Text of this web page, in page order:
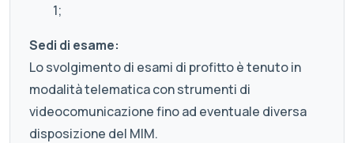
1;
Sedi di esame:
Lo svolgimento di esami di profitto è tenuto in
modalità telematica con strumenti di
videocomunicazione fino ad eventuale diversa
disposizione del MIM.